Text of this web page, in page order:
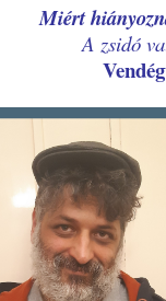
Miért
A zsidó